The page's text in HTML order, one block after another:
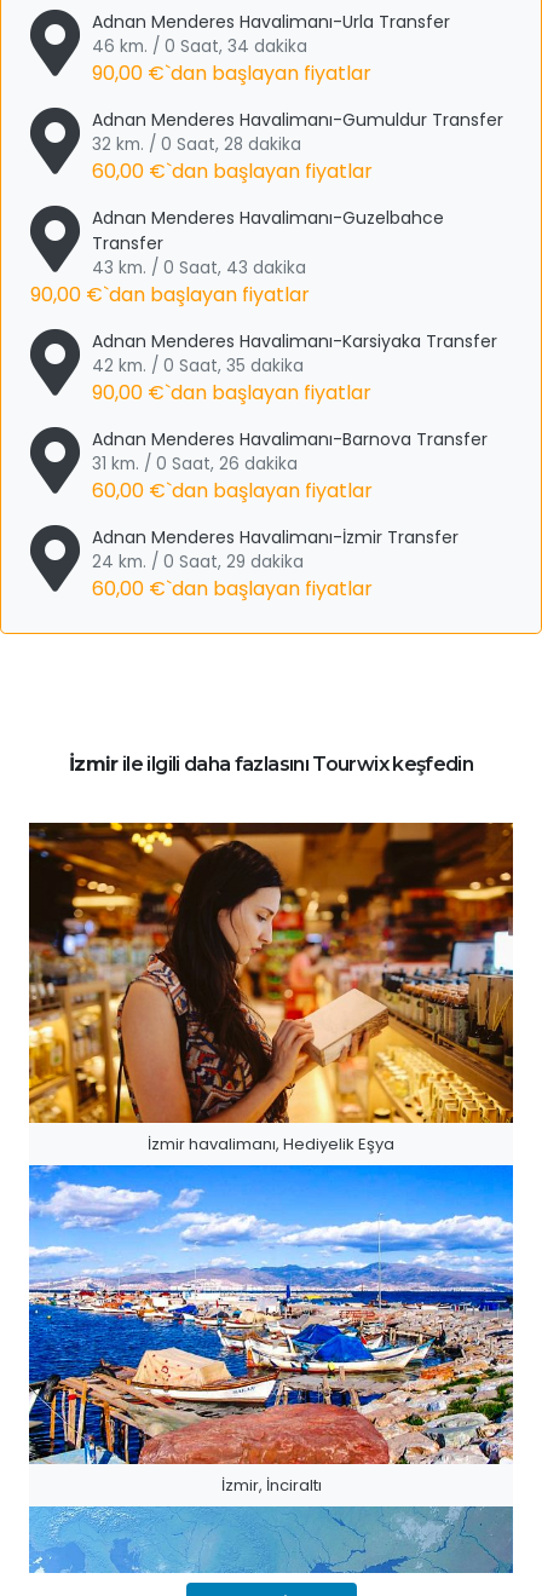
Adnan Menderes Havalimanı-Urla Transfer
46 km. / 0 Saat, 34 dakika
90,00 €`dan başlayan fiyatlar
Adnan Menderes Havalimanı-Gumuldur Transfer
32 km. / 0 Saat, 28 dakika
60,00 €`dan başlayan fiyatlar
Adnan Menderes Havalimanı-Guzelbahce
Transfer
43 km. / 0 Saat, 43 dakika
90,00 €`dan başlayan fiyatlar
Adnan Menderes Havalimanı-Karsiyaka Transfer
42 km. / 0 Saat, 35 dakika
90,00 €`dan başlayan fiyatlar
Adnan Menderes Havalimanı-Barnova Transfer
31 km. / 0 Saat, 26 dakika
60,00 €`dan başlayan fiyatlar
Adnan Menderes Havalimanı-İzmir Transfer
24 km. / 0 Saat, 29 dakika
60,00 €`dan başlayan fiyatlar
İzmirile ilgili daha fazlasını Tourwix keşfedin
İzmir havalimanı, Hediyelik Eşya
İzmir, İnciraltı